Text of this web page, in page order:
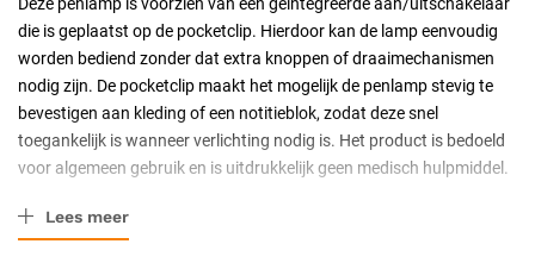
die is geplaatst op de pocketclip. Hierdoor kan de lamp eenvoudig
worden bediend zonder dat extra knoppen of draaimechanismen
nodig zijn. De pocketclip maakt het mogelijk de penlamp stevig te
bevestigen aan kleding of een notitieblok, zodat deze snel
toegankelijk is wanneer verlichting nodig is. Het product is bedoeld
voor algemeen gebruik en is uitdrukkelijk geen medisch hulpmiddel.
Belangrijkste kenmerken
Lees meer